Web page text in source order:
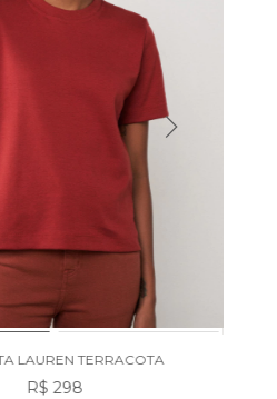
LAUREN TERRACOTA
R$ 298